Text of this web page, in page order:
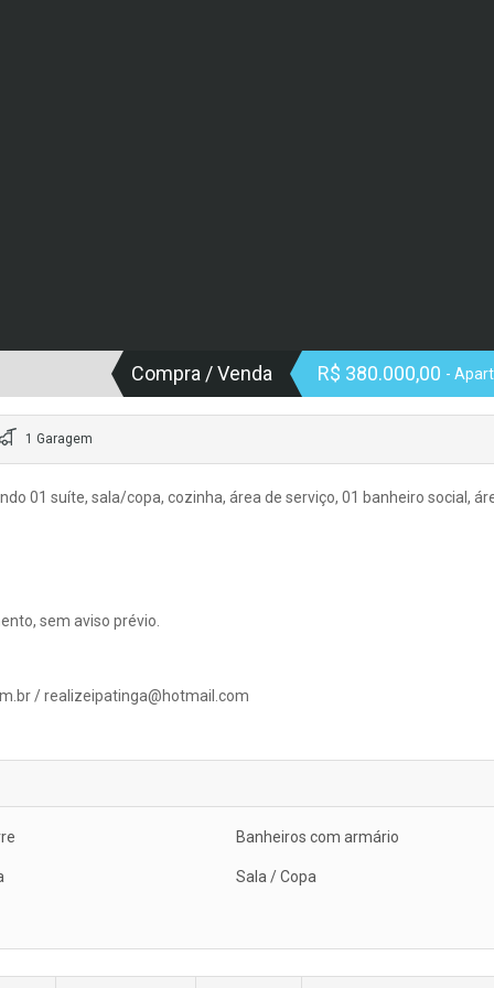
Compra / Venda R$ 380.000,00 -
1 Garagem
01 suíte, sala/copa, cozinha, área de serviço, 01 banheiro social,
sem aviso prévio.
/ realizeipatinga@hotmail.com
Banheiros com armário
Sala / Copa